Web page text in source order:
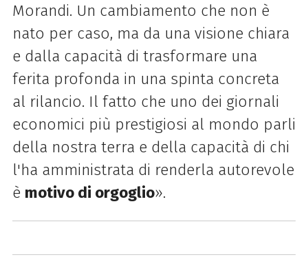
Morandi. Un cambiamento che non è
nato per caso, ma da una visione chiara
e dalla capacità di trasformare una
ferita profonda in una spinta concreta
al rilancio. Il fatto che uno dei giornali
economici più prestigiosi al mondo parli
della nostra terra e della capacità di chi
l'ha amministrata di renderla autorevole
è motivo di orgoglio».